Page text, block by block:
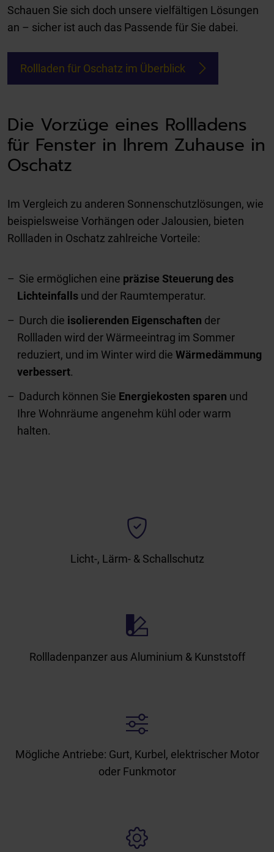
Schauen Sie sich doch unsere vielfältigen Lösungen
an – sicher ist auch das Passende für Sie dabei.
Rollladen für Oschatz im Überblick
Die Vorzüge eines Rollladens
für Fenster in Ihrem Zuhause in
Oschatz
Im Vergleich zu anderen Sonnenschutzlösungen, wie
beispielsweise Vorhängen oder Jalousien, bieten
Rollladen in Oschatz zahlreiche Vorteile:
Sie ermöglichen eine präzise Steuerung des
Lichteinfalls und der Raumtemperatur.
Durch die isolierenden Eigenschaften der
Rollladen wird der Wärmeeintrag im Sommer
reduziert, und im Winter wird die Wärmedämmung
verbessert.
Dadurch können Sie Energiekosten sparen und
Ihre Wohnräume angenehm kühl oder warm
halten.
Licht-, Lärm- & Schallschutz
Rollladenpanzer aus Aluminium & Kunststoff
Mögliche Antriebe: Gurt, Kurbel, elektrischer Motor
oder Funkmotor